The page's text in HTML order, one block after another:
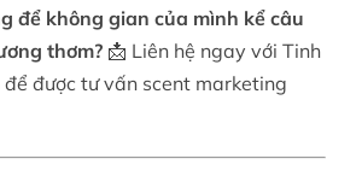
để không gian của mình kể câu
thơm?📩 Liên hệ ngay với Tinh
được tư vấn scent marketing